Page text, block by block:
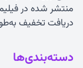
منتشر شده در
دریافت تخفیف
دسته‌بندی‌ها